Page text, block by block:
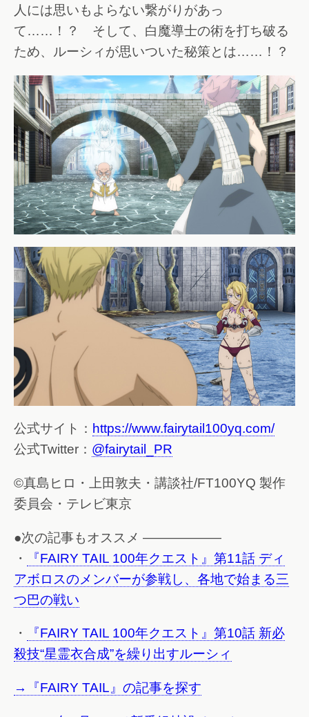
人には思いもよらない繋がりがあっ
て……！？ そして、白魔導士の術を打ち破る
ため、ルーシィが思いついた秘策とは……！？
公式サイト： https://www.fairytail100yq.com/
公式Twitter： @fairytail_PR
©真島ヒロ・上田敦夫・講談社/FT100YQ 製作
委員会・テレビ東京
●次の記事もオススメ ——————
・
『FAIRY TAIL 100年クエスト』第11話 ディ
アボロスのメンバーが参戦し、各地で始まる三
つ巴の戦い
・
『FAIRY TAIL 100年クエスト』第10話 新必
殺技“星霊衣合成”を繰り出すルーシィ
→『FAIRY TAIL』の記事を探す